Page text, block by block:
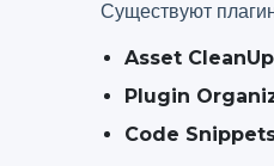
Существуют
Asset
Plugin
Code